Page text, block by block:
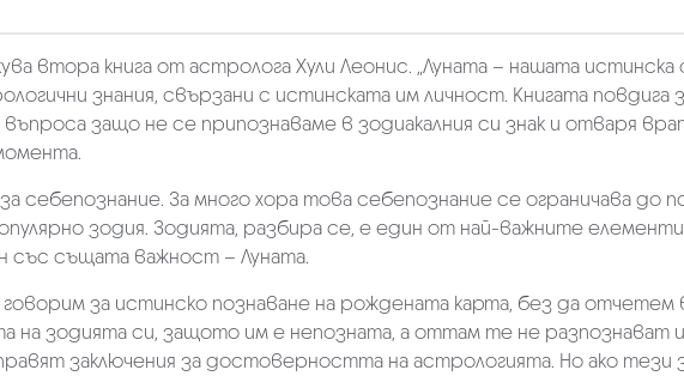
втора книга от астролога Хули Леонис. „Луната – нашата
знания, свързани с истинската им личност. Книгата повдига
защо не се припознаваме в зодиакалния си знак и отваря
За много хора това себепознание се ограничава до
зодия. Зодията, разбира се, е един от най-важните
със същата важност – Луната.
за истинско познаване на рождената карта, без да отчетем
на зодията си, защото им е непозната, а оттам те не разпознават и
заключения за достоверността на астрологията. Но ако тези